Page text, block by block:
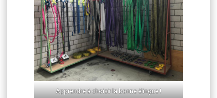
Apprendre à choisir la bonne élingue !